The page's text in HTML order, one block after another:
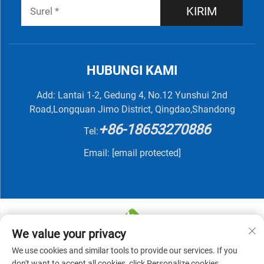
KIRIM
HUBUNGI KAMI
Add: Lantai 1-2, Gedung 4, No.12 Yunshui 2nd
Road,Longquan Jimo District, Qingdao,Shandong
Tel:+86-18653270886
Email: [email protected]
Hak Cipta © 2025 oleh QINGDAO NUTRIVIT BIOTECH
We value your privacy
We use cookies and similar tools to provide our services. If you